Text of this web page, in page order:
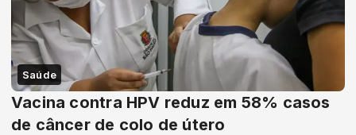
Saúde
Vacina contra HPV reduz em 58% casos
de câncer de colo de útero